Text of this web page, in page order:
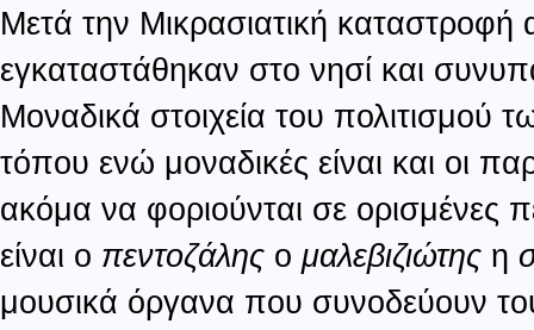
Μετά την Μικρασιατική
εγκαταστάθηκαν στο νησί και
Μοναδικά στοιχεία του πολιτισμού
τόπου ενώ μοναδικές είναι και οι
ακόμα να φοριούνται σε ορισμένες
είναι ο πεντοζάλης ο μαλεβιζιώτης η
μουσικά όργανα που συνοδεύουν